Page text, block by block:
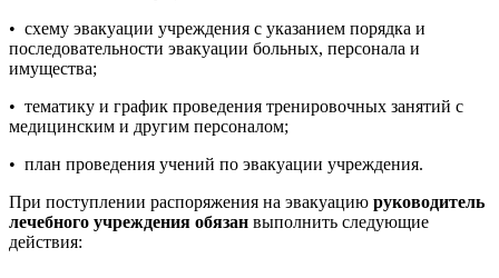
• схему эвакуации учреждения с указанием порядка и
последовательности эвакуации больных, персонала и
имущества;
• тематику и график проведения тренировочных занятий с
медицинским и другим персоналом;
• план проведения учений по эвакуации учреждения.
При поступлении распоряжения на эвакуацию руководитель
лечебного учреждения обязан выполнить следующие
действия: